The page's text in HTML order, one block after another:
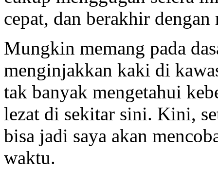
cepat, dan berakhir dengan
Mungkin memang pada
menginjakkan kaki di
tak banyak mengetahui
lezat di sekitar sini. Kini,
bisa jadi saya akan
waktu.